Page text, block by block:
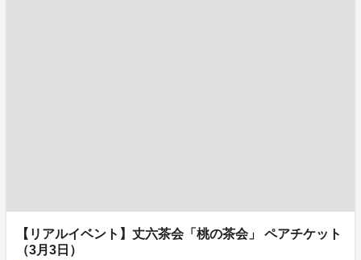
【リアルイベント】丈六茶会「桃の茶会」 ペアチケット
（3月3日）